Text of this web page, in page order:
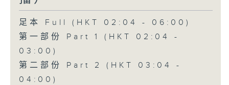
足本 Full (HKT 02:04 - 06:00)
第一部份 Part 1 (HKT 02:04 -
03:00)
第二部份 Part 2 (HKT 03:04 -
04:00)